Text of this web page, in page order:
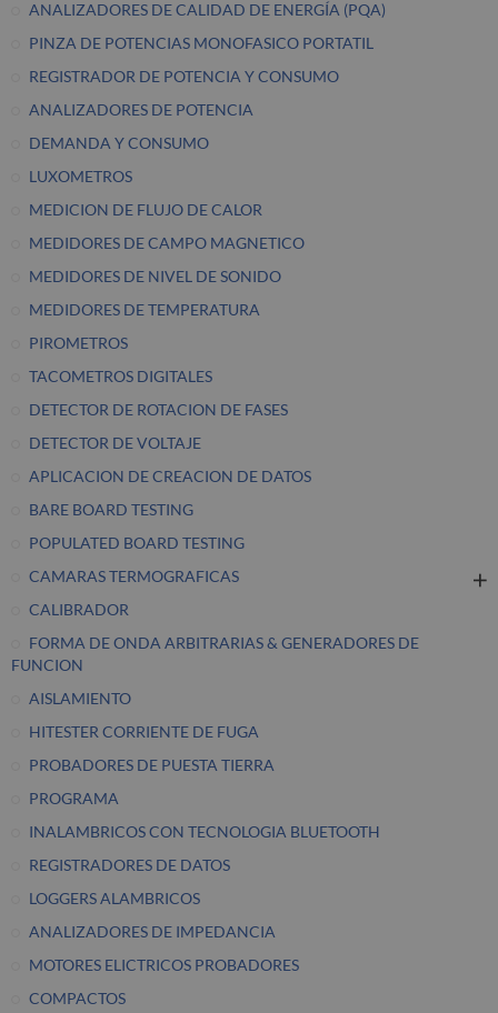
ANALIZADORES DE CALIDAD DE ENERGÍA (PQA)
PINZA DE POTENCIAS MONOFASICO PORTATIL
REGISTRADOR DE POTENCIA Y CONSUMO
ANALIZADORES DE POTENCIA
DEMANDA Y CONSUMO
LUXOMETROS
MEDICION DE FLUJO DE CALOR
MEDIDORES DE CAMPO MAGNETICO
MEDIDORES DE NIVEL DE SONIDO
MEDIDORES DE TEMPERATURA
PIROMETROS
TACOMETROS DIGITALES
DETECTOR DE ROTACION DE FASES
DETECTOR DE VOLTAJE
APLICACION DE CREACION DE DATOS
BARE BOARD TESTING
POPULATED BOARD TESTING
CAMARAS TERMOGRAFICAS
CALIBRADOR
FORMA DE ONDA ARBITRARIAS & GENERADORES DE
FUNCION
AISLAMIENTO
HITESTER CORRIENTE DE FUGA
PROBADORES DE PUESTA TIERRA
PROGRAMA
INALAMBRICOS CON TECNOLOGIA BLUETOOTH
REGISTRADORES DE DATOS
LOGGERS ALAMBRICOS
ANALIZADORES DE IMPEDANCIA
MOTORES ELICTRICOS PROBADORES
COMPACTOS